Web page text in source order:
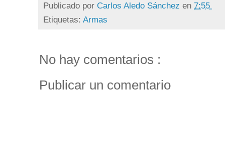
Publicado por Carlos Aledo Sánchez en 7:55
Etiquetas: Armas
No hay comentarios :
Publicar un comentario